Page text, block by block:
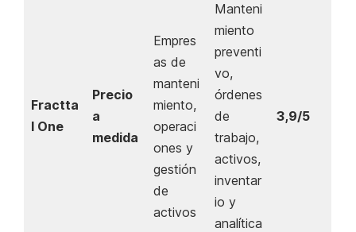
Fractta
l One
Precio
a
medida
Empres
as de
manteni
miento,
operaci
ones y
gestión
de
activos
Manteni
miento
preventi
vo,
órdenes
de
trabajo,
activos,
inventar
io y
analítica
3,9/5